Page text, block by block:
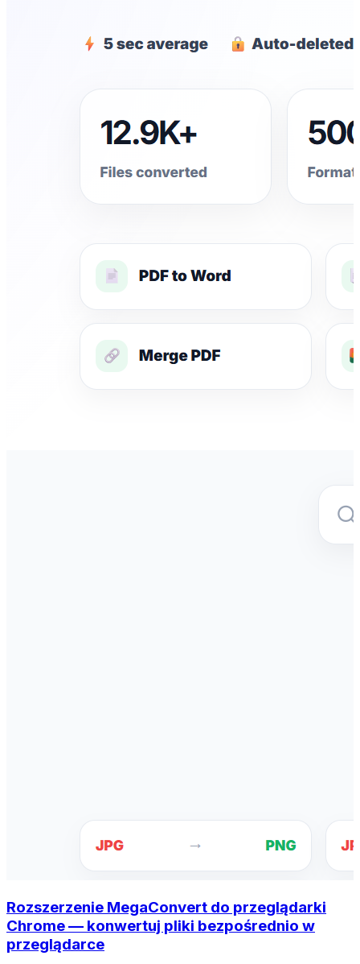
Rozszerzenie MegaConvert do przeglądarki
Chrome — konwertuj pliki bezpośrednio w
przeglądarce